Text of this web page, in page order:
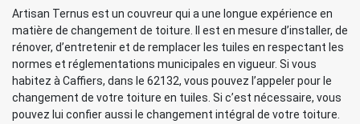
Artisan Ternus est un couvreur qui a une longue expérience en
matière de changement de toiture. Il est en mesure d’installer, de
rénover, d’entretenir et de remplacer les tuiles en respectant les
normes et réglementations municipales en vigueur. Si vous
habitez à Caffiers, dans le 62132, vous pouvez l’appeler pour le
changement de votre toiture en tuiles. Si c’est nécessaire, vous
pouvez lui confier aussi le changement intégral de votre toiture.